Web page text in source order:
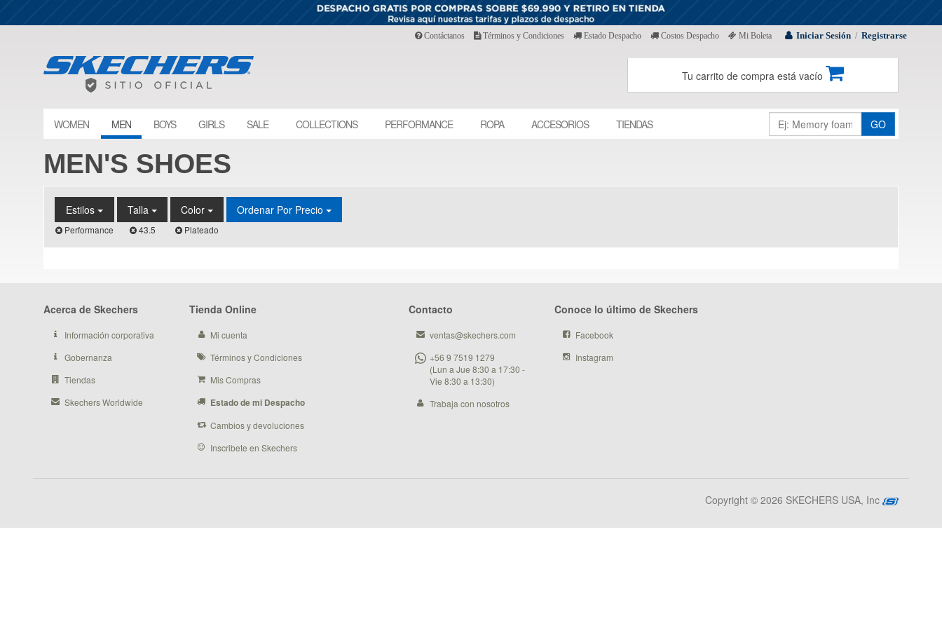
Iniciar Sesión / Registrarse
Contáctanos Términos y Condiciones Estado Despacho Costos Despacho Mi Boleta
Tu carrito de compra está vacío
WOMEN MEN BOYS GIRLS SALE COLLECTIONS PERFORMANCE ROPA ACCESORIOS TIENDAS GO
MEN'S SHOES
Estilos
Performance
Talla
43.5
Color
Plateado
Ordenar Por Precio
Acerca de Skechers
Información corporativa
Gobernanza
Tiendas
Skechers Worldwide
Tienda Online
Mi cuenta
Términos y Condiciones
Mis Compras
Estado de mi Despacho
Cambios y devoluciones
Inscribete en Skechers
Contacto
ventas@skechers.com
+56 9 7519 1279
(Lun a Jue 8:30 a 17:30 -
Vie 8:30 a 13:30)
Trabaja con nosotros
Conoce lo último de Skechers
Facebook
Instagram
Copyright © 2026 SKECHERS USA, Inc